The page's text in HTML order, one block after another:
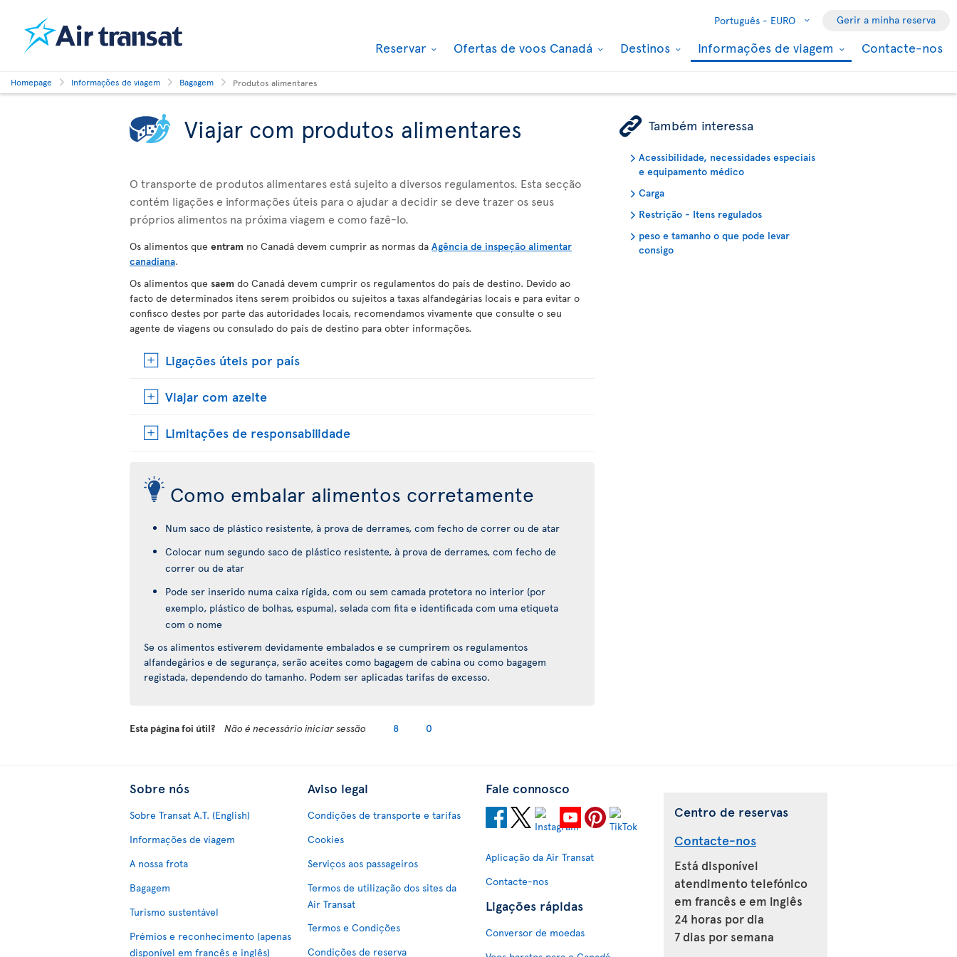
Português - EURO Gerir a minha reserva
Reservar Ofertas de voos Canadá Destinos Informações de viagem Contacte-nos
Homepage Informações de viagem Bagagem Produtos alimentares
Viajar com produtos alimentares
O transporte de produtos alimentares está sujeito a diversos regulamentos. Esta secção
contém ligações e informações úteis para o ajudar a decidir se deve trazer os seus
próprios alimentos na próxima viagem e como fazê-lo.
Os alimentos que entram no Canadá devem cumprir as normas da Agência de inspeção alimentar
canadiana.
Os alimentos que saem do Canadá devem cumprir os regulamentos do país de destino. Devido ao
facto de determinados itens serem proibidos ou sujeitos a taxas alfandegárias locais e para evitar o
confisco destes por parte das autoridades locais, recomendamos vivamente que consulte o seu
agente de viagens ou consulado do país de destino para obter informações.
Ligações úteis por país
Viajar com azeite
Limitações de responsabilidade
Como embalar alimentos corretamente
Num saco de plástico resistente, à prova de derrames, com fecho de correr ou de atar
Colocar num segundo saco de plástico resistente, à prova de derrames, com fecho de
correr ou de atar
Pode ser inserido numa caixa rígida, com ou sem camada protetora no interior (por
exemplo, plástico de bolhas, espuma), selada com fita e identificada com uma etiqueta
com o nome
Se os alimentos estiverem devidamente embalados e se cumprirem os regulamentos
alfandegários e de segurança, serão aceites como bagagem de cabina ou como bagagem
registada, dependendo do tamanho. Podem ser aplicadas tarifas de excesso.
ÿ Também interessa
Acessibilidade, necessidades especiais
e equipamento médico
Carga
Restrição - Itens regulados
peso e tamanho o que pode levar
consigo
Esta página foi útil? Não é necessário iniciar sessão 8 0
Sobre nós
Sobre Transat A.T. (English)
Informações de viagem
A nossa frota
Bagagem
Turismo sustentável
Prémios e reconhecimento (apenas
disponível em francês e inglês)
Aviso legal
Condições de transporte e tarifas
Cookies
Serviços aos passageiros
Termos de utilização dos sites da
Air Transat
Termos e Condições
Condições de reserva
Fale connosco
Aplicação da Air Transat
Contacte-nos
Ligações rápidas
Conversor de moedas
Centro de reservas
Contacte-nos
Está disponível
atendimento telefónico
em francês e em inglês
24 horas por dia
7 dias por semana